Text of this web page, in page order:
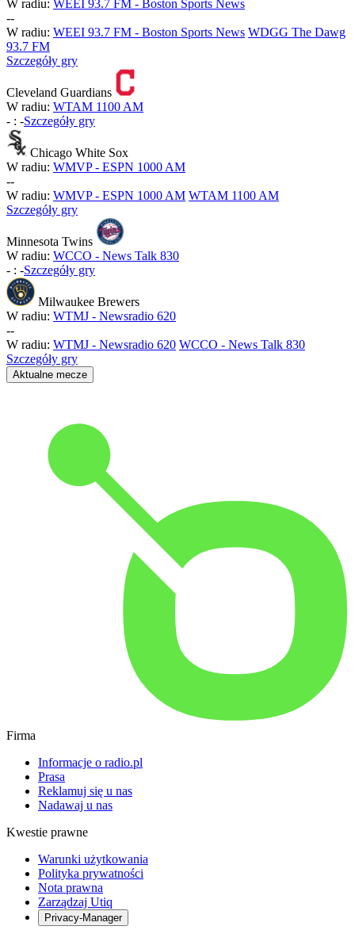
W radiu: WEEI 93.7 FM - Boston Sports News
--
W radiu: WEEI 93.7 FM - Boston Sports News WDGG The Dawg
93.7 FM
Szczegóły gry
Cleveland Guardians
W radiu: WTAM 1100 AM
- : -Szczegóły gry
Chicago White Sox
W radiu: WMVP - ESPN 1000 AM
--
W radiu: WMVP - ESPN 1000 AM WTAM 1100 AM
Szczegóły gry
Minnesota Twins
W radiu: WCCO - News Talk 830
- : -Szczegóły gry
Milwaukee Brewers
W radiu: WTMJ - Newsradio 620
--
W radiu: WTMJ - Newsradio 620 WCCO - News Talk 830
Szczegóły gry
Aktualne mecze
Firma
Informacje o radio.pl
Prasa
Reklamuj się u nas
Nadawaj u nas
Kwestie prawne
Warunki użytkowania
Polityka prywatności
Nota prawna
Zarządzaj Utiq
Privacy-Manager